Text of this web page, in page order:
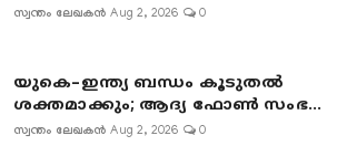
സ്വന്തം ലേഖകൻ Aug 2, 2026 0
യുകെ–ഇന്ത്യ ബന്ധം കൂടുതൽ
ശക്തമാക്കും; ആദ്യ ഫോൺ സംഭ...
സ്വന്തം ലേഖകൻ Aug 2, 2026 0